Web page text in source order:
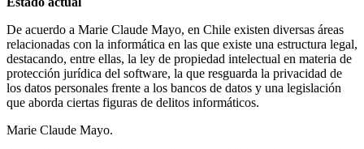
De acuerdo a Marie Claude Mayo, en Chile existen diversas áreas
relacionadas con la informática en las que existe una estructura legal,
destacando, entre ellas, la ley de propiedad intelectual en materia de
protección jurídica del software, la que resguarda la privacidad de
los datos personales frente a los bancos de datos y una legislación
que aborda ciertas figuras de delitos informáticos.
Marie Claude Mayo.